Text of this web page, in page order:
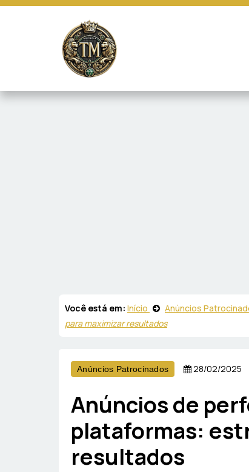
Você está em: Início Anúncios
para maximizar resultados
Anúncios Patrocinados 28/02/2025
Anúncios de
plataformas:
resultados
marketing e fornecer conteúdo de terceiros. Leia mais em